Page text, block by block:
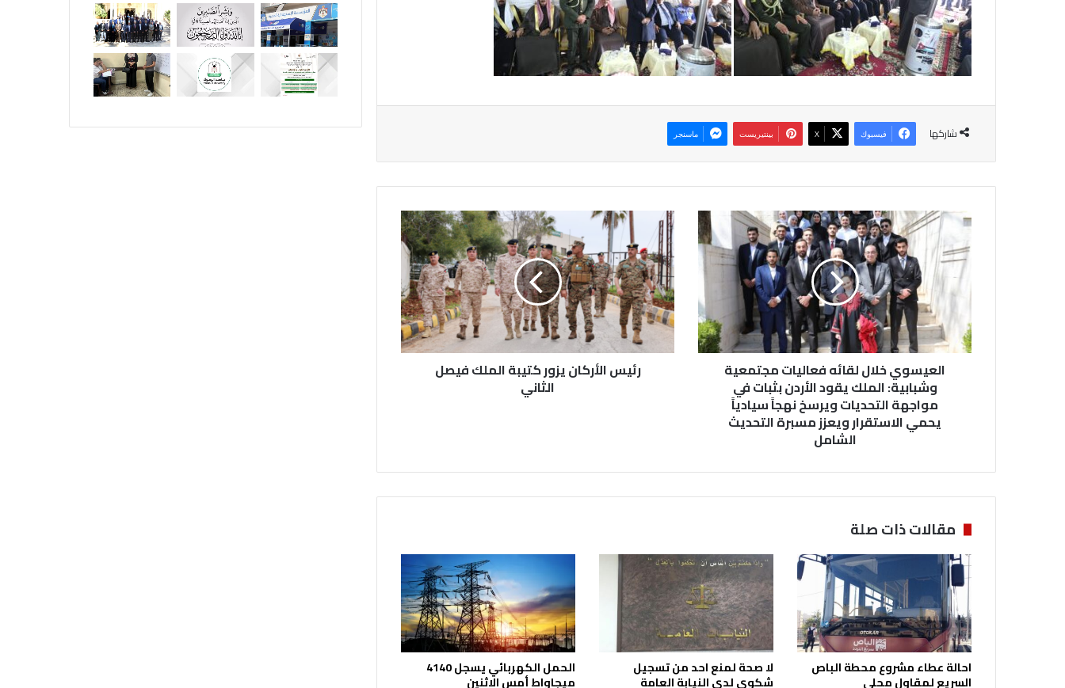
شاركها فيسبوك ‫X بينتيريست ماسنجر
ا
ع
س
ي
خ
ل
ه
ع
ل
ي
ا
ت
ج
ت
م
ع
العيسوي خلال لقائه فعاليات مجتمعية
وشبابية: الملك يقود الأردن بثبات في
مواجهة التحديات ويرسخ نهجاً سيادياً
يحمي الاستقرار ويعزز مسبرة التحديث
الشامل
ر
ئ
ي
س
ا
ل
أ
ر
ك
ك
ي
ا
ل
م
ل
ك
ف
ي
ص
رئيس الأركان يزور كتيبة الملك فيصل
الثاني
مقالات ذات صلة
احالة عطاء مشروع محطة الباص
السريع لمقاول محلي
لا صحة لمنع احد من تسجيل
شكوى لدى النيابة العامة
الحمل الكهربائي يسجل 4140
ميجاواط أمس الاثنين